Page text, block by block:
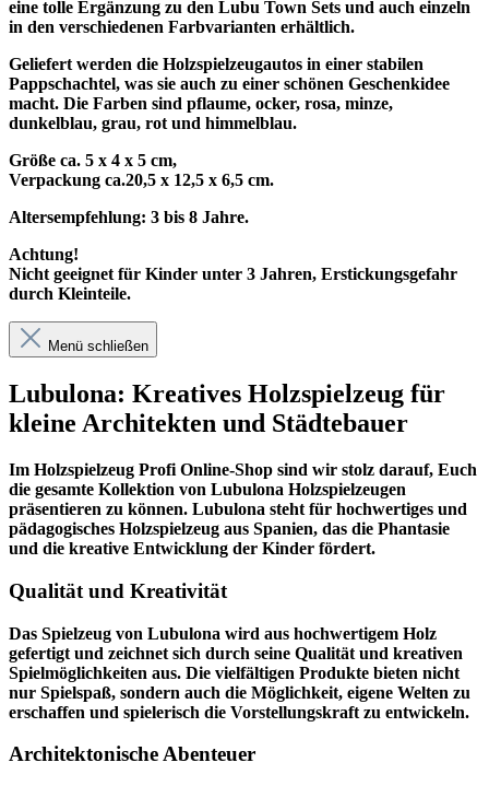
eine tolle Ergänzung zu den Lubu Town Sets und auch einzeln
in den verschiedenen Farbvarianten erhältlich.
Geliefert werden die Holzspielzeugautos in einer stabilen
Pappschachtel, was sie auch zu einer schönen Geschenkidee
macht. Die Farben sind pflaume, ocker, rosa, minze,
dunkelblau, grau, rot und himmelblau.
Größe ca. 5 x 4 x 5 cm,
Verpackung ca.20,5 x 12,5 x 6,5 cm.
Altersempfehlung: 3 bis 8 Jahre.
Achtung!
Nicht geeignet für Kinder unter 3 Jahren, Erstickungsgefahr
durch Kleinteile.
Menü schließen
Lubulona: Kreatives Holzspielzeug für
kleine Architekten und Städtebauer
Im Holzspielzeug Profi Online-Shop sind wir stolz darauf, Euch
die gesamte Kollektion von Lubulona Holzspielzeugen
präsentieren zu können. Lubulona steht für hochwertiges und
pädagogisches Holzspielzeug aus Spanien, das die Phantasie
und die kreative Entwicklung der Kinder fördert.
Qualität und Kreativität
Das Spielzeug von Lubulona wird aus hochwertigem Holz
gefertigt und zeichnet sich durch seine Qualität und kreativen
Spielmöglichkeiten aus. Die vielfältigen Produkte bieten nicht
nur Spielspaß, sondern auch die Möglichkeit, eigene Welten zu
erschaffen und spielerisch die Vorstellungskraft zu entwickeln.
Architektonische Abenteuer